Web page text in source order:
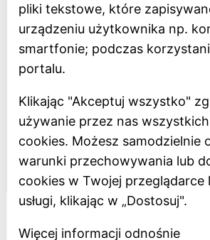
Newsletter
Deklaracja dostępności
Regulamin
Dostępność
Projekt dofinansowany z Unii
pliki tekstowe, które
urządzeniu użytkownika np.
smartfonie; podczas
portalu.
Klikając "Akceptuj wszystko"
używanie przez nas
cookies. Możesz samodzielnie
warunki przechowywania lub
cookies w Twojej przeglądarce
usługi, klikając w „Dostosuj".
Więcej informacji odnośnie